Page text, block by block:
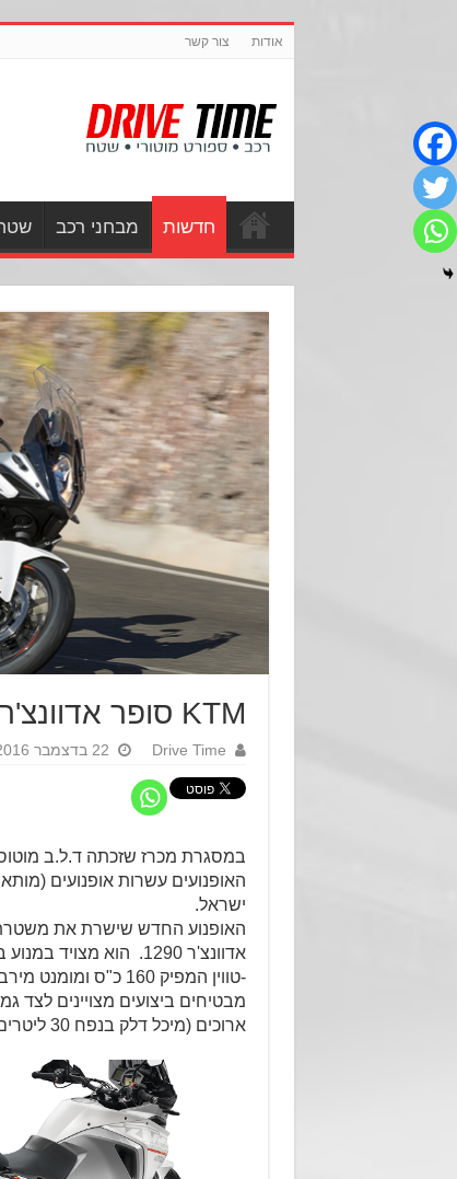
אודות צור קשר
חדשות מבחני רכב
KTM סופר אדוונצ'ר 1290 מאחורייך !
Drive Time 22 בדצמבר 2016
במסגרת מכרז שזכתה ד.ל.ב
האופנועים עשרות אופנועים
ישראל.
מבטיחים ביצועים מצויינים לצד
ארוכים (מיכל דלק בנפח 30 ליטרים).